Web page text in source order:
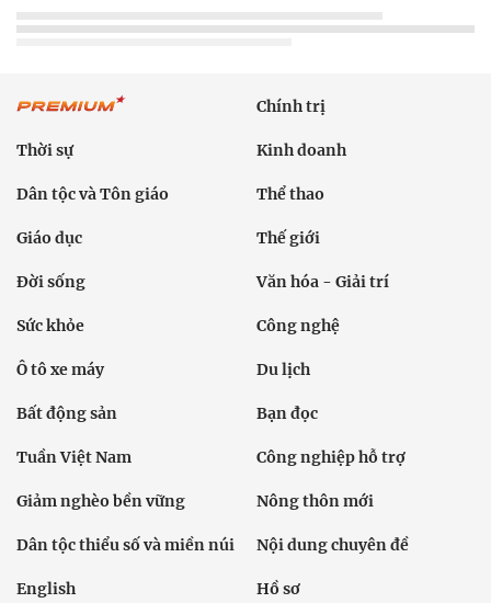
Chính trị
Thời sự Kinh doanh
Dân tộc và Tôn giáo Thể thao
Giáo dục Thế giới
Đời sống Văn hóa - Giải trí
Sức khỏe Công nghệ
Ô tô xe máy Du lịch
Bất động sản Bạn đọc
Tuần Việt Nam Công nghiệp hỗ trợ
Giảm nghèo bền vững Nông thôn mới
Dân tộc thiểu số và miền núi Nội dung chuyên đề
English Hồ sơ